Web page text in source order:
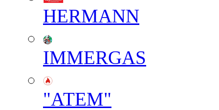
HERMANN
IMMERGAS
"АТЕМ"